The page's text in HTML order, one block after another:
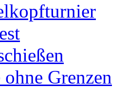
Grenzen